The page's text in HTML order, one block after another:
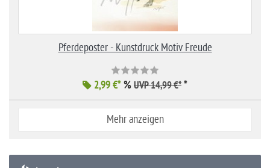
Pferdeposter - Kunstdruck Motiv Freude
2,99 €*% UVP 14,99 €* *
Mehr anzeigen